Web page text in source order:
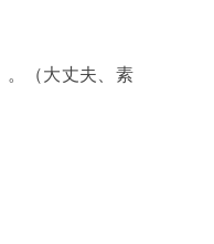
。（大丈夫、素